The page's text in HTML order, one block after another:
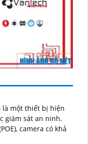
là một thiết bị hiện
giám sát an ninh.
camera có khả